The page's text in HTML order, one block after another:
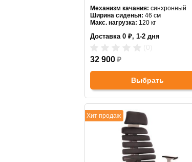
Механизм качания: синхронный
Ширина сиденья: 46 см
Макс. нагрузка: 120 кг
Материал спинки:сетчатая ткань
Доставка 0 ₽, 1-2 дня
32 900₽
Выбрать
Хит продаж